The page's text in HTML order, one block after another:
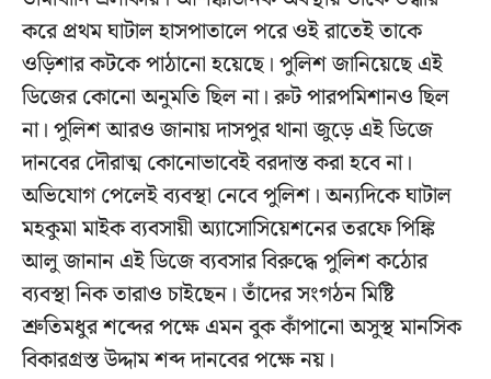
করে প্রথম ঘাটাল হাসপাতালে পরে ওই রাতেই তাকে
ওড়িশার কটকে পাঠানো হয়েছে। পুলিশ জানিয়েছে এই
ডিজের কোনো অনুমতি ছিল না। রুট পারপমিশানও ছিল
না। পুলিশ আরও জানায় দাসপুর থানা জুড়ে এই ডিজে
দানবের দৌরাত্ম কোনোভাবেই বরদাস্ত করা হবে না।
অভিযোগ পেলেই ব্যবস্থা নেবে পুলিশ। অন্যদিকে ঘাটাল
মহকুমা মাইক ব্যবসায়ী অ্যাসোসিয়েশনের তরফে পিঙ্কি
আলু জানান এই ডিজে ব্যবসার বিরুদ্ধে পুলিশ কঠোর
ব্যবস্থা নিক তারাও চাইছেন। তাঁদের সংগঠন মিষ্টি
শ্রুতিমধুর শব্দের পক্ষে এমন বুক কাঁপানো অসুস্থ মানসিক
বিকারগ্রস্ত উদ্দাম শব্দ দানবের পক্ষে নয়।